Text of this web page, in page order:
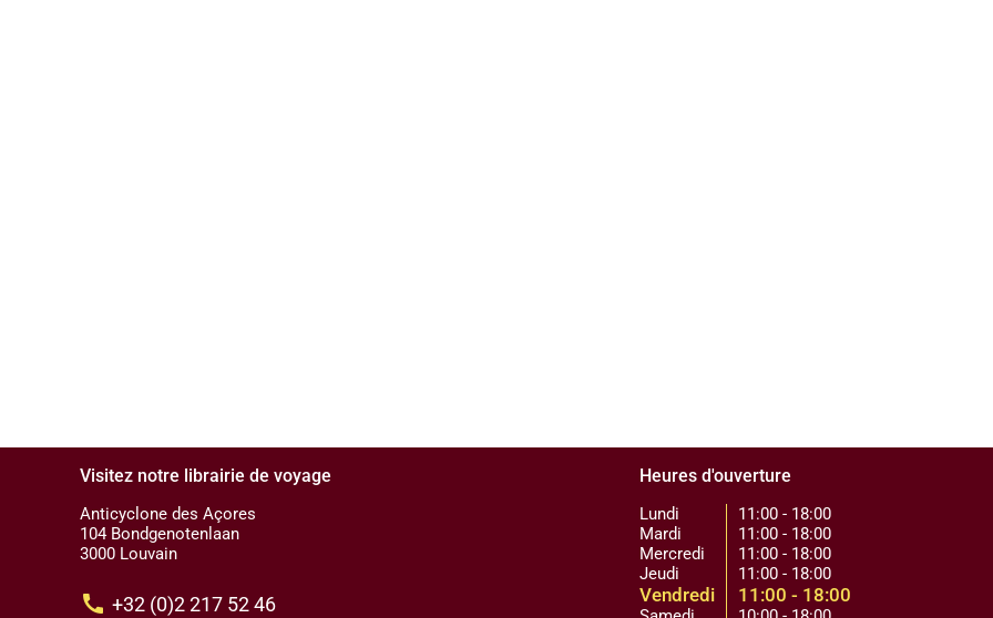
Visitez notre librairie de voyage
Anticyclone des Açores
104 Bondgenotenlaan
3000 Louvain
call +32 (0)2 217 52 46
Heures d'ouverture
Lundi
Mardi
Mercredi
Jeudi
Vendredi
11:00 - 18:00
11:00 - 18:00
11:00 - 18:00
11:00 - 18:00
11:00 - 18:00